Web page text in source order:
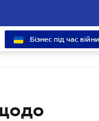
Бізнес під час війни